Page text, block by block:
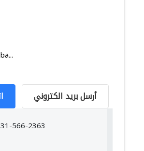
أرسل بريد الكتروني
566-2363